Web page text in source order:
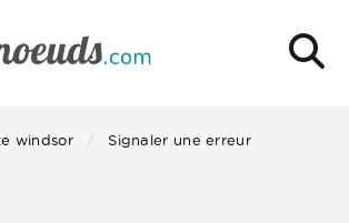
windsor Signaler une erreur